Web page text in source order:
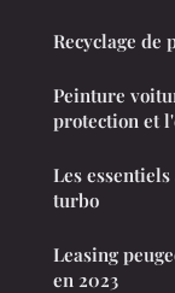
Recyclage de
Peinture
protection et
Les
turbo
Leasing
en 2023